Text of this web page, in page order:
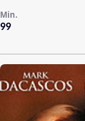
99
Min.